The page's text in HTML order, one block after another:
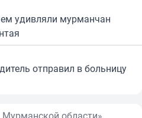
удивляли мурманчан
отправил в больницу